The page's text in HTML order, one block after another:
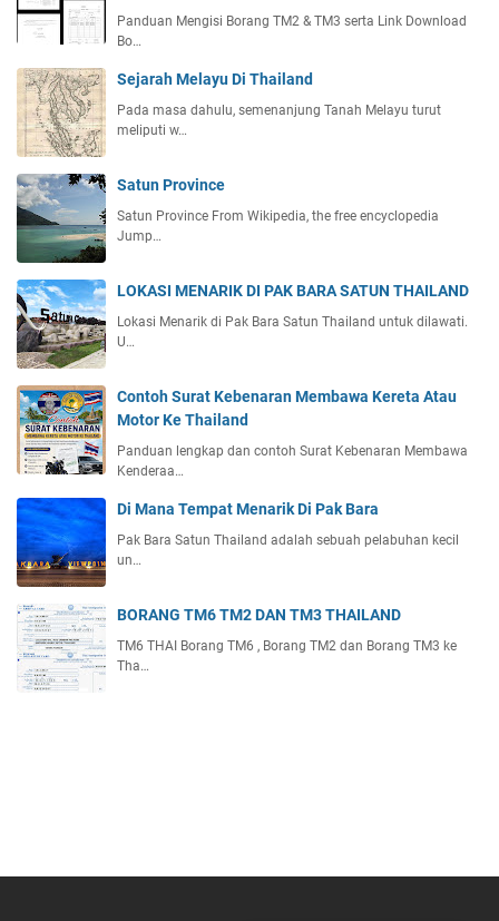
Panduan Mengisi Borang TM2 & TM3 serta Link Download
Bo…
Sejarah Melayu Di Thailand
Pada masa dahulu, semenanjung Tanah Melayu turut
meliputi w…
Satun Province
Satun Province From Wikipedia, the free encyclopedia
Jump…
LOKASI MENARIK DI PAK BARA SATUN THAILAND
Lokasi Menarik di Pak Bara Satun Thailand untuk dilawati.
U…
Contoh Surat Kebenaran Membawa Kereta Atau
Motor Ke Thailand
Panduan lengkap dan contoh Surat Kebenaran Membawa
Kenderaa…
Di Mana Tempat Menarik Di Pak Bara
Pak Bara Satun Thailand adalah sebuah pelabuhan kecil
un…
BORANG TM6 TM2 DAN TM3 THAILAND
TM6 THAI Borang TM6 , Borang TM2 dan Borang TM3 ke
Tha…